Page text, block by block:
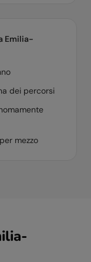
Emilia-
dei percorsi
mezzo